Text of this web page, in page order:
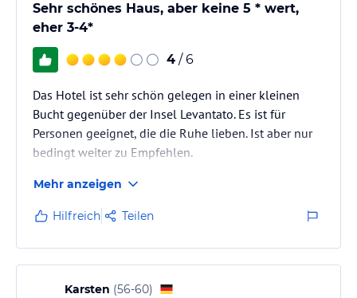
Sehr schönes Haus, aber keine 5 * wert,
eher 3-4*
4 / 6
Das Hotel ist sehr schön gelegen in einer kleinen
Bucht gegenüber der Insel Levantato. Es ist für
Personen geeignet, die die Ruhe lieben. Ist aber nur
bedingt weiter zu Empfehlen.
Mehr anzeigen
Hilfreich Teilen
Karsten (56-60)